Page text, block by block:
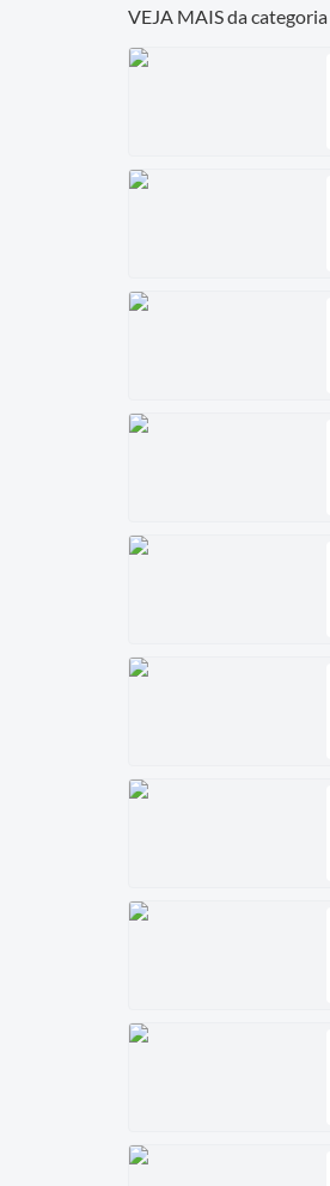
VEJA MAIS da categoria